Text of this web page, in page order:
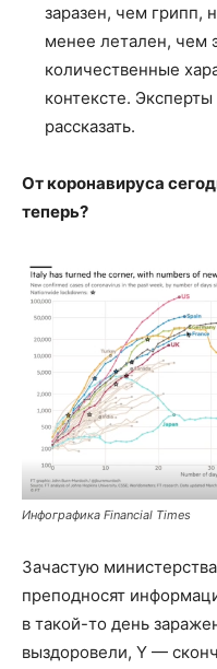
заразен, чем грипп,
менее летален, чем
количественные
контексте.
рассказать.
От коронавируса
теперь?
Инфографика Financial Times
Зачастую
преподносят
в такой-то день
выздоровели, Y —